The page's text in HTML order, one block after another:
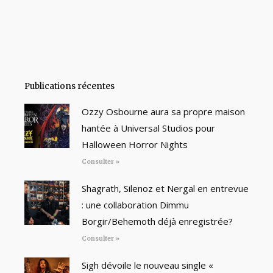
Publications récentes
Ozzy Osbourne aura sa propre maison
hantée à Universal Studios pour
Halloween Horror Nights
Consulter »
Shagrath, Silenoz et Nergal en entrevue
: une collaboration Dimmu
Borgir/Behemoth déjà enregistrée?
Consulter »
Sigh dévoile le nouveau single «